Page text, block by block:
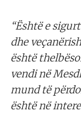
“Është e
dhe
është
vendi në
mund të
është në